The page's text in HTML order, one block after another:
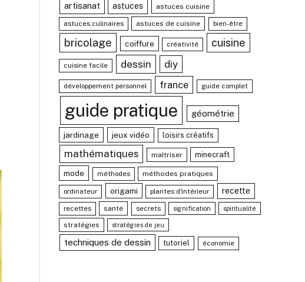
artisanat astuces astuces cuisine
astuces culinaires astuces de cuisine bien-être
bricolage coiffure créativité cuisine
cuisine facile dessin diy
développement personnel france guide complet
guide pratique géométrie
jardinage jeux vidéo loisirs créatifs
mathématiques maîtriser minecraft
mode méthodes méthodes pratiques
ordinateur origami plantes d'intérieur recette
recettes santé secrets signification spiritualité
stratégies stratégies de jeu
techniques de dessin tutoriel économie